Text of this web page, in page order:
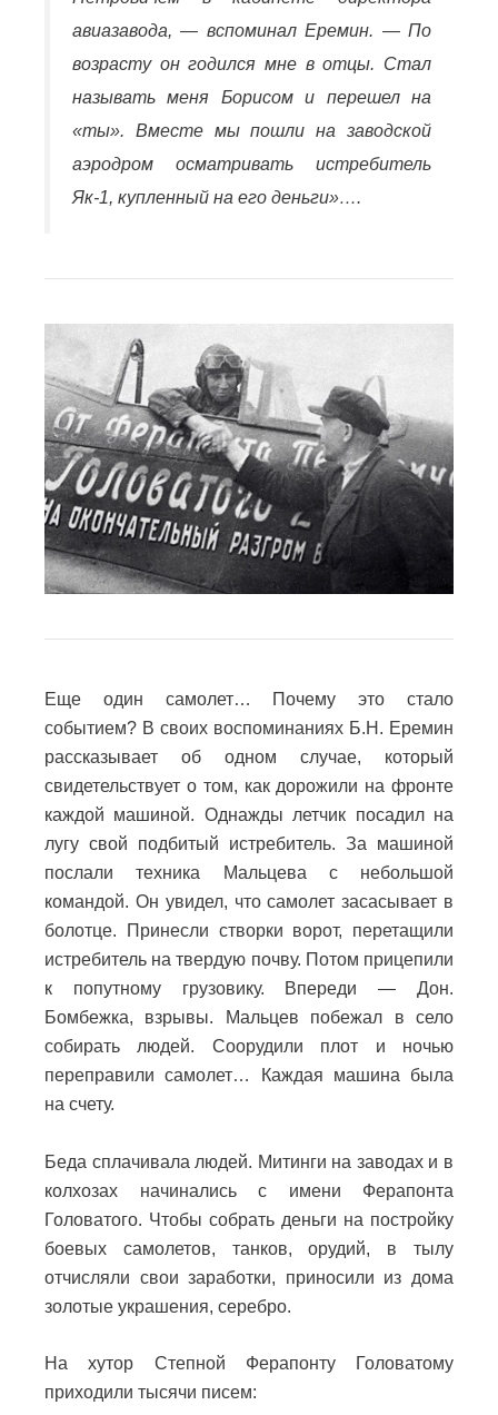
авиазавода, — вспоминал Еремин. — По
возрасту он годился мне в отцы. Стал
называть меня Борисом и перешел на
«ты». Вместе мы пошли на заводской
аэродром осматривать истребитель
Як-1, купленный на его деньги»….
Еще один самолет… Почему это стало
событием? В своих воспоминаниях Б.Н. Еремин
рассказывает об одном случае, который
свидетельствует о том, как дорожили на фронте
каждой машиной. Однажды летчик посадил на
лугу свой подбитый истребитель. За машиной
послали техника Мальцева с небольшой
командой. Он увидел, что самолет засасывает в
болотце. Принесли створки ворот, перетащили
истребитель на твердую почву. Потом прицепили
к попутному грузовику. Впереди — Дон.
Бомбежка, взрывы. Мальцев побежал в село
собирать людей. Соорудили плот и ночью
переправили самолет… Каждая машина была
на счету.
Беда сплачивала людей. Митинги на заводах и в
колхозах начинались с имени Ферапонта
Головатого. Чтобы собрать деньги на постройку
боевых самолетов, танков, орудий, в тылу
отчисляли свои заработки, приносили из дома
золотые украшения, серебро.
На хутор Степной Ферапонту Головатому
приходили тысячи писем: